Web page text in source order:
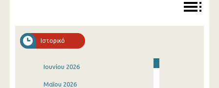
Ιστορικό
Ιουνίου 2026
Μαΐου 2026